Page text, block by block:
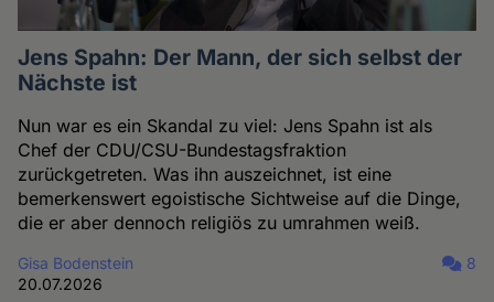
Jens Spahn: Der Mann, der sich selbst der
Nächste ist
Nun war es ein Skandal zu viel: Jens Spahn ist als
Chef der CDU/CSU-Bundestagsfraktion
zurückgetreten. Was ihn auszeichnet, ist eine
bemerkenswert egoistische Sichtweise auf die Dinge,
die er aber dennoch religiös zu umrahmen weiß.
Gisa Bodenstein
20.07.2026
8